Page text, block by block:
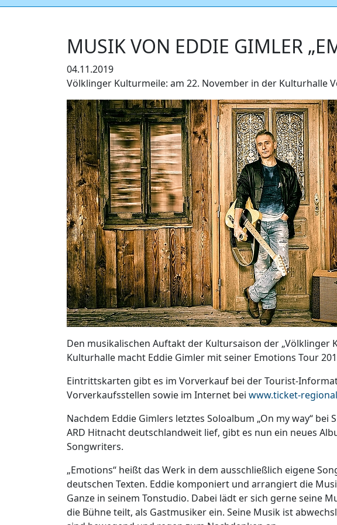
MUSIK VON EDDIE GIMLER
04.11.2019
Völklinger Kulturmeile: am 22. November in der Kulturhalle
Den musikalischen Auftakt der Kultursaison der „Völklinger
Kulturhalle macht Eddie Gimler mit seiner Emotions Tour
Eintrittskarten gibt es im Vorverkauf bei der Tourist-
Vorverkaufsstellen sowie im Internet bei www.ticket-
Nachdem Eddie Gimlers letztes Soloalbum „On my way“
ARD Hitnacht deutschlandweit lief, gibt es nun ein neues
Songwriters.
„Emotions“ heißt das Werk in dem ausschließlich eigene
deutschen Texten. Eddie komponiert und arrangiert die
Ganze in seinem Tonstudio. Dabei lädt er sich gerne seine
die Bühne teilt, als Gastmusiker ein. Seine Musik ist